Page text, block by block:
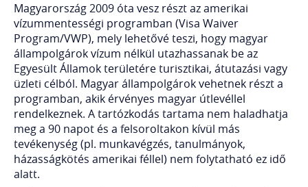
Magyarország 2009 óta vesz részt az amerikai
vízummentességi programban (Visa Waiver
Program/VWP), mely lehetővé teszi, hogy magyar
állampolgárok vízum nélkül utazhassanak be az
Egyesült Államok területére turisztikai, átutazási vagy
üzleti célból. Magyar állampolgárok vehetnek részt a
programban, akik érvényes magyar útlevéllel
rendelkeznek. A tartózkodás tartama nem haladhatja
meg a 90 napot és a felsoroltakon kívül más
tevékenység (pl. munkavégzés, tanulmányok,
házasságkötés amerikai féllel) nem folytatható ez idő
alatt.